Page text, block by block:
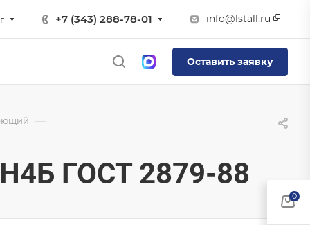
+7 (343) 288-78-01 info@1stall.ru
Оставить заявку
—
ГОСТ 2879-88
0